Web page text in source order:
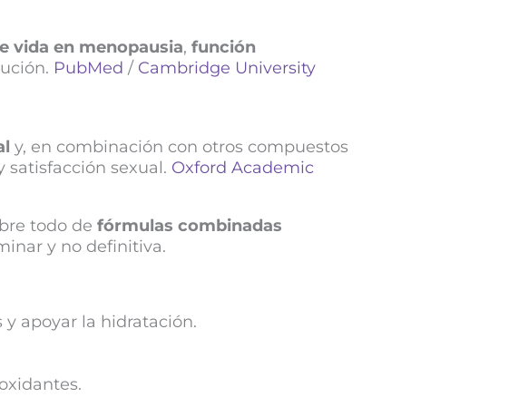
vida en menopausia,función
PubMed/ Cambridge University
y, en combinación con otros compuestos
satisfacción sexual. Oxford Academic
todo defórmulas combinadas
y no definitiva.
apoyar la hidratación.